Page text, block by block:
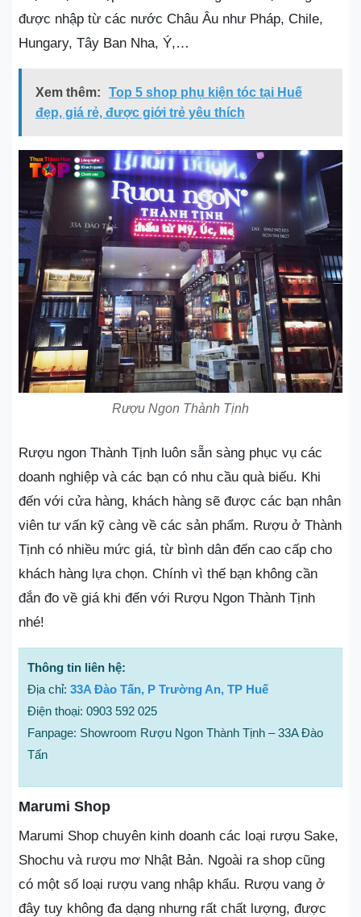
được nhập từ các nước Châu Âu như Pháp, Chile,
Hungary, Tây Ban Nha, Ý,…
Xem thêm:
Top 5 shop phụ kiện tóc tại Huế
đẹp, giá rẻ, được giới trẻ yêu thích
Rượu Ngon Thành Tịnh
Rượu ngon Thành Tịnh luôn sẵn sàng phục vụ các
doanh nghiệp và các bạn có nhu cầu quà biếu. Khi
đến với cửa hàng, khách hàng sẽ được các bạn nhân
viên tư vấn kỹ càng về các sản phẩm. Rượu ở Thành
Tịnh có nhiều mức giá, từ bình dân đến cao cấp cho
khách hàng lựa chọn. Chính vì thế bạn không cần
đắn đo về giá khi đến với Rượu Ngon Thành Tịnh
nhé!
Thông tin liên hệ:
Địa chỉ: 33A Đào Tấn, P Trường An, TP Huế
Điện thoại: 0903 592 025
Fanpage: Showroom Rượu Ngon Thành Tịnh – 33A Đào
Tấn
Marumi Shop
Marumi Shop chuyên kinh doanh các loại rượu Sake,
Shochu và rượu mơ Nhật Bản. Ngoài ra shop cũng
có một số loại rượu vang nhập khẩu. Rượu vang ở
đây tuy không đa dạng nhưng rất chất lượng, được